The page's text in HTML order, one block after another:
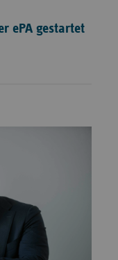
ePA gestartet